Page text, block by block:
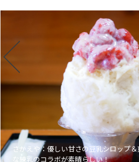
さかえや：優しい甘さの豆乳シロップ
な練乳のコラボが素晴らしい！